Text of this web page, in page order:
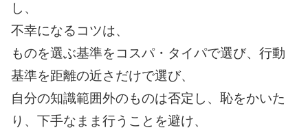
し、
不幸になるコツは、
ものを選ぶ基準をコスパ・タイパで選び、行動
基準を距離の近さだけで選び、
自分の知識範囲外のものは否定し、恥をかいた
り、下手なまま行うことを避け、